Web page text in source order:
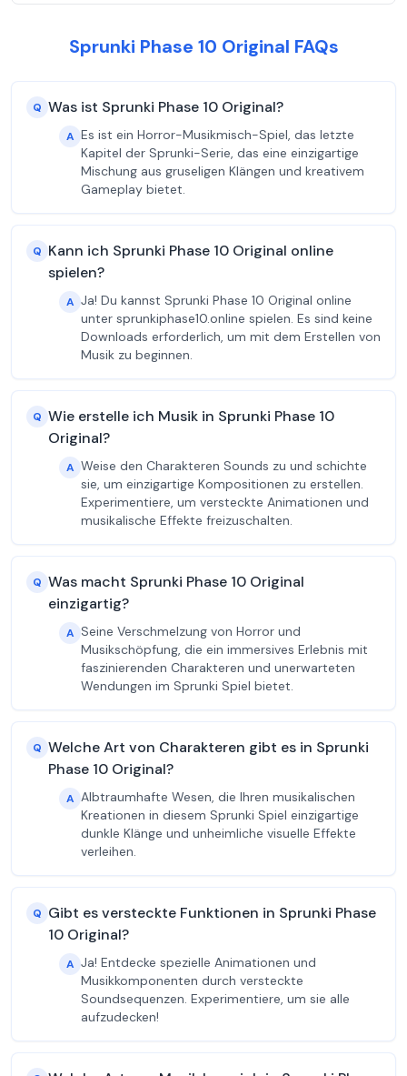
Sprunki Phase 10 Original FAQs
Q Was ist Sprunki Phase 10 Original?
A Es ist ein Horror-Musikmisch-Spiel, das letzte
Kapitel der Sprunki-Serie, das eine einzigartige
Mischung aus gruseligen Klängen und kreativem
Gameplay bietet.
Q Kann ich Sprunki Phase 10 Original online
spielen?
A Ja! Du kannst Sprunki Phase 10 Original online
unter sprunkiphase10.online spielen. Es sind keine
Downloads erforderlich, um mit dem Erstellen von
Musik zu beginnen.
Q Wie erstelle ich Musik in Sprunki Phase 10
Original?
A Weise den Charakteren Sounds zu und schichte
sie, um einzigartige Kompositionen zu erstellen.
Experimentiere, um versteckte Animationen und
musikalische Effekte freizuschalten.
Q Was macht Sprunki Phase 10 Original
einzigartig?
A Seine Verschmelzung von Horror und
Musikschöpfung, die ein immersives Erlebnis mit
faszinierenden Charakteren und unerwarteten
Wendungen im Sprunki Spiel bietet.
Q Welche Art von Charakteren gibt es in Sprunki
Phase 10 Original?
A Albtraumhafte Wesen, die Ihren musikalischen
Kreationen in diesem Sprunki Spiel einzigartige
dunkle Klänge und unheimliche visuelle Effekte
verleihen.
Q Gibt es versteckte Funktionen in Sprunki Phase
10 Original?
A Ja! Entdecke spezielle Animationen und
Musikkomponenten durch versteckte
Soundsequenzen. Experimentiere, um sie alle
aufzudecken!